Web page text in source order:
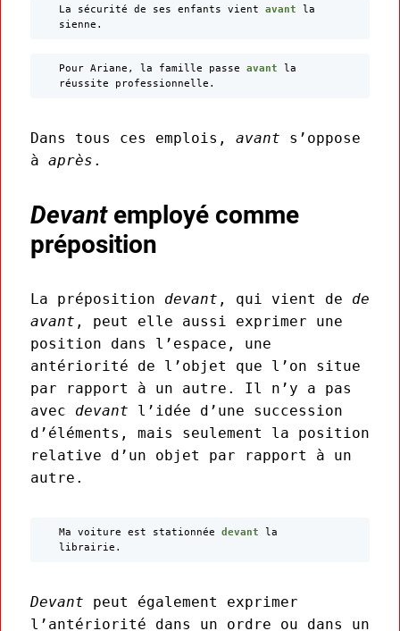
La sécurité de ses enfants vient avant la
sienne.
Pour Ariane, la famille passe avant la
réussite professionnelle.
Dans tous ces emplois, avant s’oppose
à après .
Devantemployé comme
préposition
La préposition devant , qui vient de de
avant , peut elle aussi exprimer une
position dans l’espace, une
antériorité de l’objet que l’on situe
par rapport à un autre. Il n’y a pas
avec devant l’idée d’une succession
d’éléments, mais seulement la position
relative d’un objet par rapport à un
autre.
Ma voiture est stationnée devant la
librairie.
Devant peut également exprimer
l’antériorité dans un ordre ou dans un